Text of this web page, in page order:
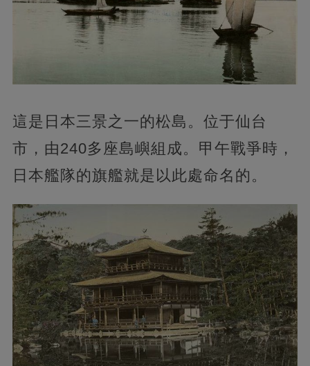
這是日本三景之一的松島。位于仙台
市，由240多座島嶼組成。甲午戰爭時，
日本艦隊的旗艦就是以此處命名的。